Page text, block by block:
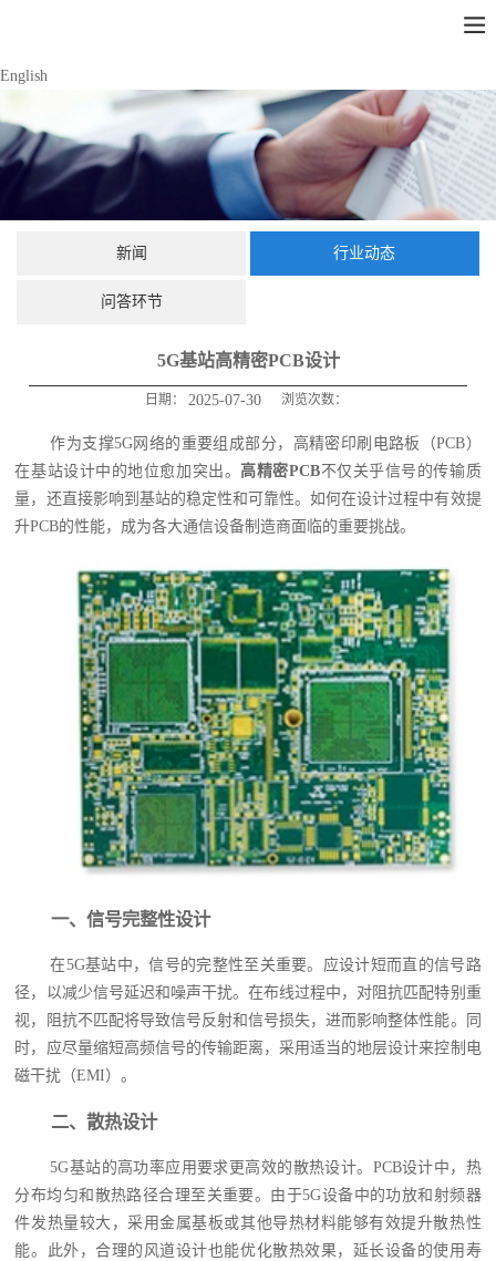
English
新闻 行业动态
问答环节
5G基站高精密PCB设计
日期： 2025-07-30 浏览次数：
作为支撑5G网络的重要组成部分，高精密印刷电路板（PCB）
在基站设计中的地位愈加突出。 高精密PCB不仅关乎信号的传输质
量，还直接影响到基站的稳定性和可靠性。如何在设计过程中有效提
升PCB的性能，成为各大通信设备制造商面临的重要挑战。
一、信号完整性设计
在5G基站中，信号的完整性至关重要。应设计短而直的信号路
径，以减少信号延迟和噪声干扰。在布线过程中，对阻抗匹配特别重
视，阻抗不匹配将导致信号反射和信号损失，进而影响整体性能。同
时，应尽量缩短高频信号的传输距离，采用适当的地层设计来控制电
磁干扰（EMI）。
二、散热设计
5G基站的高功率应用要求更高效的散热设计。PCB设计中，热
分布均匀和散热路径合理至关重要。由于5G设备中的功放和射频器
件发热量较大，采用金属基板或其他导热材料能够有效提升散热性
能。此外，合理的风道设计也能优化散热效果，延长设备的使用寿